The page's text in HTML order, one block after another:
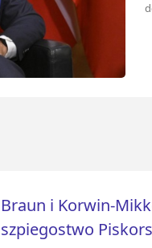
Braun i Korwin-
szpiegostwo